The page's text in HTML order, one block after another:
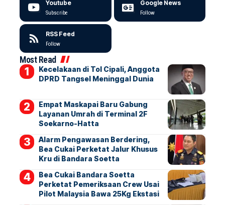
Youtube
Subscribe
Google News
Follow
RSS Feed
Follow
Most Read
Kecelakaan di Tol Cipali, Anggota
DPRD Tangsel Meninggal Dunia
Empat Maskapai Baru Gabung
Layanan Umrah di Terminal 2F
Soekarno-Hatta
Alarm Pengawasan Berdering,
Bea Cukai Perketat Jalur Khusus
Kru di Bandara Soetta
Bea Cukai Bandara Soetta
Perketat Pemeriksaan Crew Usai
Pilot Malaysia Bawa 25Kg Ekstasi